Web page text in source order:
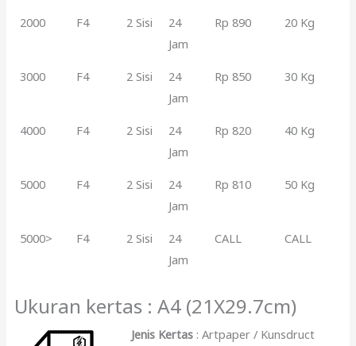
2000 F4 2 Sisi
24
Jam
Rp 890 20 Kg
3000 F4 2 Sisi
24
Jam
Rp 850 30 Kg
4000 F4 2 Sisi
24
Jam
Rp 820 40 Kg
5000 F4 2 Sisi
24
Jam
Rp 810 50 Kg
5000> F4 2 Sisi
24
Jam
CALL CALL
Ukuran kertas : A4 (21X29.7cm)
Jenis Kertas: Artpaper / Kunsdruct